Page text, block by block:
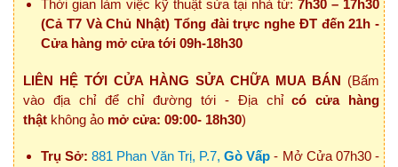
Thời gian làm việc kỹ thuật sửa tại nhà từ: 7h30 – 17h30
(Cả T7 Và Chủ Nhật) Tổng đài trực nghe ĐT đến 21h -
Cửa hàng mở cửa tới 09h-18h30
LIÊN HỆ TỚI CỬA HÀNG SỬA CHỮA MUA BÁN (Bấm
vào địa chỉ để chỉ đường tới - Địa chỉcó cửa hàng
thật không ảo mở cửa: 09:00- 18h30)
Trụ Sở: 881 Phan Văn Trị, P.7,Gò Vấp - Mở Cửa 07h30 -